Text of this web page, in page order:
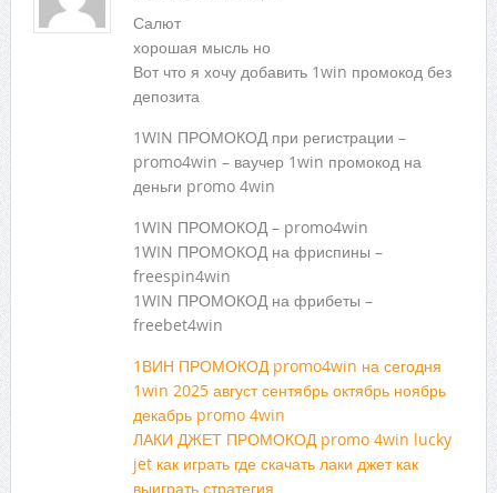
Салют
хорошая мысль но
Вот что я хочу добавить 1win промокод без
депозита
1WIN ПРОМОКОД при регистрации –
promo4win – ваучер 1win промокод на
деньги promo 4win
1WIN ПРОМОКОД – promo4win
1WIN ПРОМОКОД на фриспины –
freespin4win
1WIN ПРОМОКОД на фрибеты –
freebet4win
1ВИН ПРОМОКОД promo4win на сегодня
1win 2025 август сентябрь октябрь ноябрь
декабрь promo 4win
ЛАКИ ДЖЕТ ПРОМОКОД promo 4win lucky
jet как играть где скачать лаки джет как
выиграть стратегия